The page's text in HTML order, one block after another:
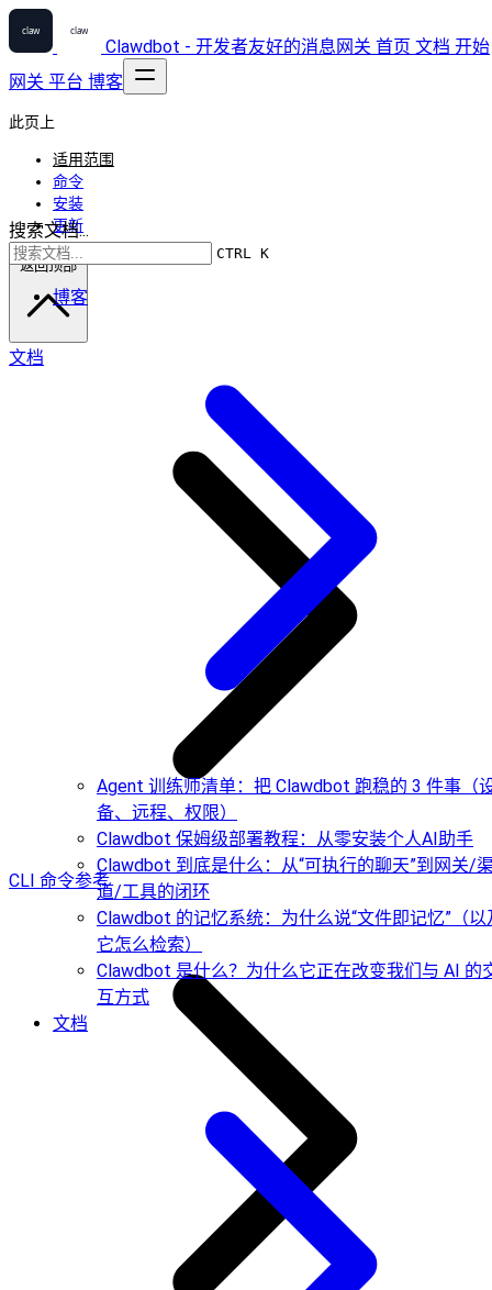
Clawdbot - 开发者友好的消息网关 首页 文档 开始
网关 平台 博客
搜索文档...
CTRL K
博客
Agent 训练师清单：把 Clawdbot 跑稳的 3 件事（
备、远程、权限）
Clawdbot 保姆级部署教程：从零安装个人AI助手
Clawdbot 到底是什么：从“可执行的聊天”到网关/
道/工具的闭环
Clawdbot 的记忆系统：为什么说“文件即记忆”（以
它怎么检索）
Clawdbot 是什么？为什么它正在改变我们与 AI 的
互方式
文档
此页上
适用范围
命令
安装
更新
返回顶部
文档
CLI 命令参考